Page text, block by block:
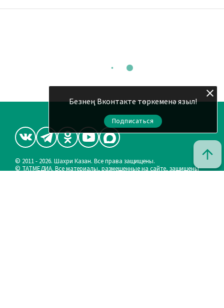
Безнең Вконтакте төркеменә языл!
Подписаться
© 2011 - 2026. Шахри Казан. Все права защищены.
© ТАТМЕДИА. Все материалы, размещенные на сайте, защищены